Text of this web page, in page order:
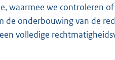
waarmee we controleren
de onderbouwing van de
volledige